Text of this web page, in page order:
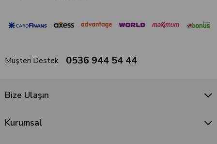
Müşteri Destek 0536 944 54 44
Bize Ulaşın
Kurumsal